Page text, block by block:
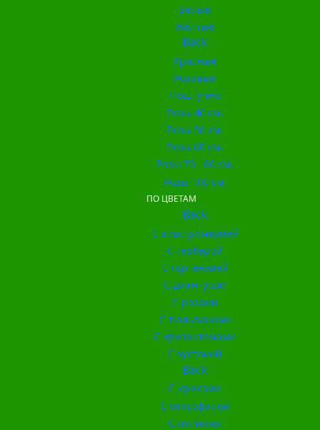
Белые
Жёлтые
Back
Красные
Розовые
Поштучно
Розы 40 см.
Розы 50 см.
Розы 60 см.
Розы 70 - 80 см.
Розы 100 см.
ПО ЦВЕТАМ
Back
С альстромерией
С герберой
С гортензией
С диантусом
С розами
С тюльпанами
С хризантемами
С эустомой
Back
С ирисами
С гипсофилой
С лилиями